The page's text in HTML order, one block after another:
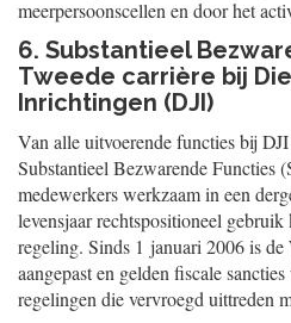
meerpersoonscellen en door het
6. Substantieel
Tweede carrière bij
Inrichtingen (DJI)
Van alle uitvoerende functies bij
Substantieel Bezwarende Functies
medewerkers werkzaam in een
levensjaar rechtspositioneel
regeling. Sinds 1 januari 2006 is
aangepast en gelden fiscale
regelingen die vervroegd uittreden